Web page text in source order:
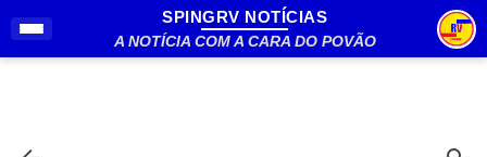
Pular para o conteúdo principal
SPINGRV NOTÍCIAS
A NOTÍCIA COM A CARA DO POVÃO